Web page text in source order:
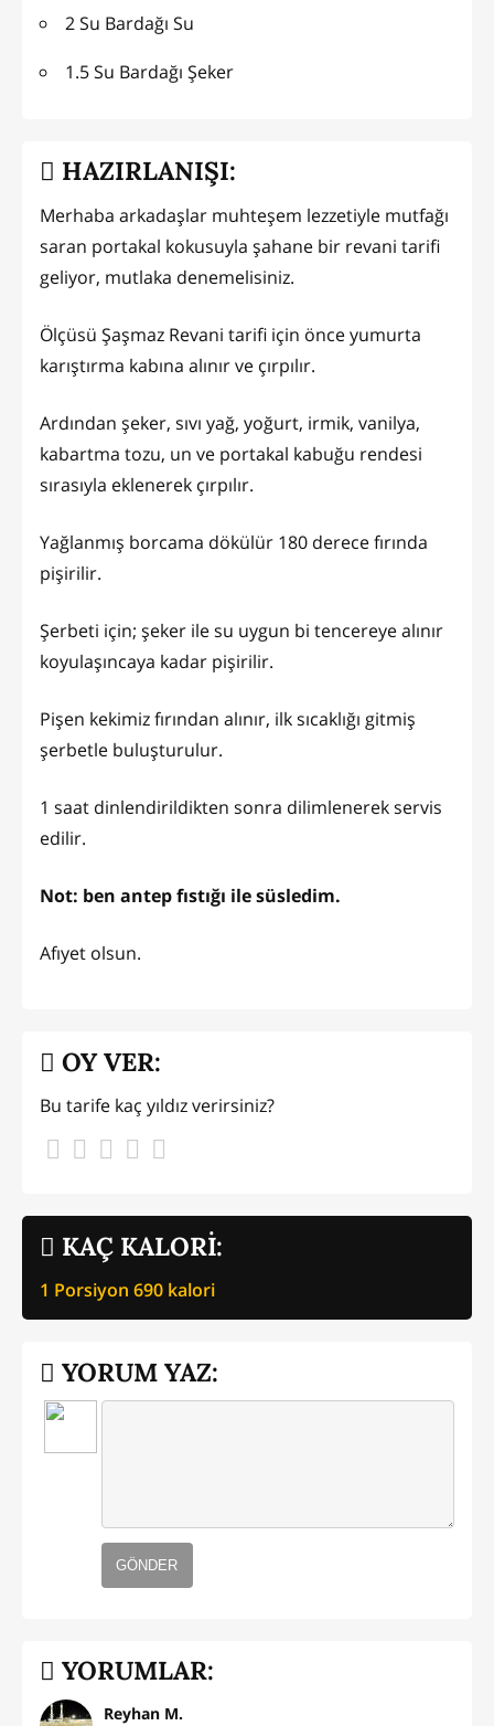
2 Su Bardağı Su
1.5 Su Bardağı Şeker
HAZIRLANIŞI:
Merhaba arkadaşlar muhteşem lezzetiyle mutfağı
saran portakal kokusuyla şahane bir revani tarifi
geliyor, mutlaka denemelisiniz.
Ölçüsü Şaşmaz Revani tarifi için önce yumurta
karıştırma kabına alınır ve çırpılır.
Ardından şeker, sıvı yağ, yoğurt, irmik, vanilya,
kabartma tozu, un ve portakal kabuğu rendesi
sırasıyla eklenerek çırpılır.
Yağlanmış borcama dökülür 180 derece fırında
pişirilir.
Şerbeti için; şeker ile su uygun bi tencereye alınır
koyulaşıncaya kadar pişirilir.
Pişen kekimiz fırından alınır, ilk sıcaklığı gitmiş
şerbetle buluşturulur.
1 saat dinlendirildikten sonra dilimlenerek servis
edilir.
Not: ben antep fıstığı ile süsledim.
Afıyet olsun.
KAÇ KALORİ:
1 Porsiyon 690 kalori
OY VER:
Bu tarife kaç yıldız verirsiniz?
YORUM YAZ:
GÖNDER
YORUMLAR:
Reyhan M.